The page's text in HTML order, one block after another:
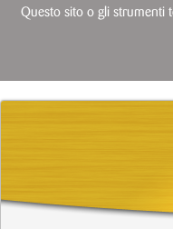
Questo sito o gli strumenti